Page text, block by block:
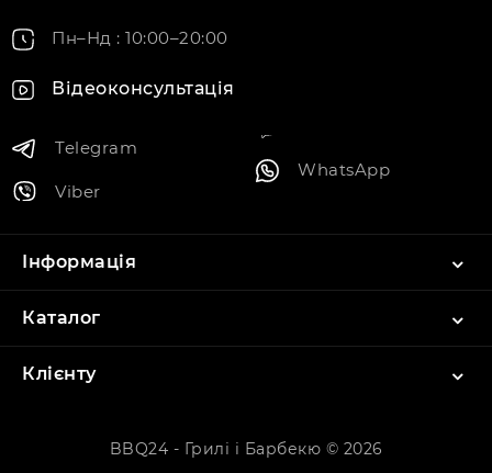
Пн–Нд : 10:00–20:00
Відеоконсультація
Telegram
Viber
WhatsApp
Інформація
Каталог
Клієнту
BBQ24 - Грилі і Барбекю © 2026